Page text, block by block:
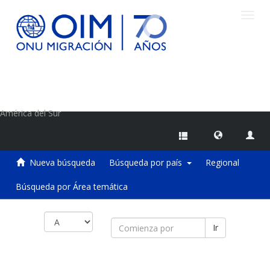
América del Sur
Nueva búsqueda Búsqueda por país Regional
Búsqueda por Área temática
Ir